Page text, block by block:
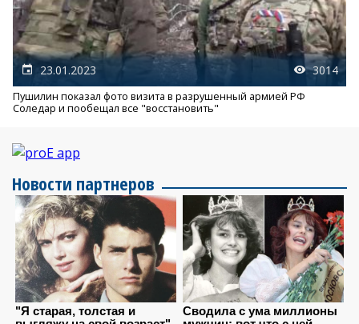
23.01.2023 3014
Пушилин показал фото визита в разрушенный армией РФ
Соледар и пообещал все "восстановить"
Новости партнеров